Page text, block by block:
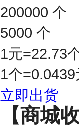
200000 个
5000 个
1元=22.73
1个=0.0439
立即出货
【商城